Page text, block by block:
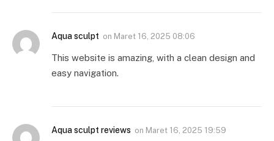
Aqua sculpt on Maret 16, 2025 08:06
This website is amazing, with a clean design and
easy navigation.
Aqua sculpt reviews on Maret 16, 2025 19:59